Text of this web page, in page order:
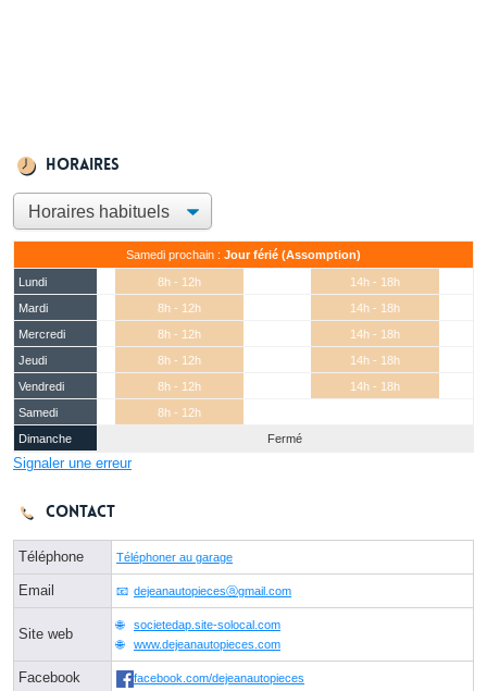
Horaires
Samedi prochain : Jour férié (Assomption)
Lundi 8h - 12h
14h - 18h
Mardi
8h - 12h
14h - 18h
Mercredi
8h - 12h
14h - 18h
Jeudi
8h - 12h
14h - 18h
Vendredi
8h - 12h
14h - 18h
Samedi
8h - 12h
Dimanche
Fermé
Signaler une erreur
Contact
Téléphone Téléphoner au garage
Email dejeanautopiecesⓐgmail.com
Site web
societedap.site-solocal.com
www.dejeanautopieces.com
Facebook facebook.com/dejeanautopieces